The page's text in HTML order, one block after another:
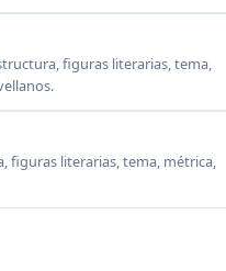
figuras literarias, tema,
figuras literarias, tema, métrica,